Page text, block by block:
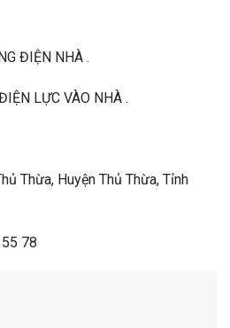
ĐIỆN NHÀ .
LỰC VÀO NHÀ .
Thừa, Huyện Thủ Thừa, Tỉnh
78